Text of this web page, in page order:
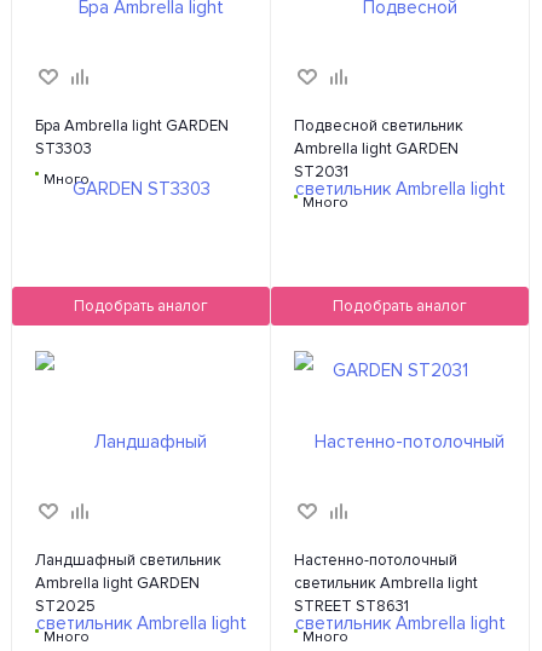
Бра Ambrella light GARDEN
ST3303
Много
Подобрать аналог
Подвесной светильник
Ambrella light GARDEN
ST2031
Много
Подобрать аналог
Ландшафный светильник
Ambrella light GARDEN
ST2025
Много
Настенно-потолочный
светильник Ambrella light
STREET ST8631
Много